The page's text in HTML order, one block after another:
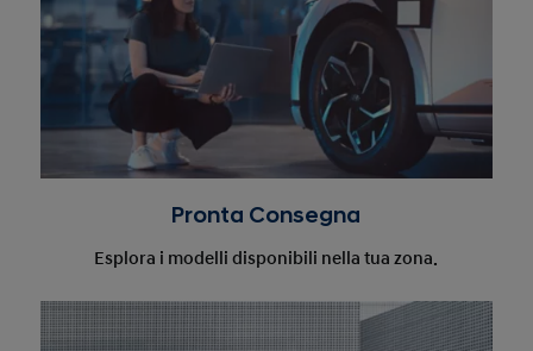
Pronta Consegna
Esplora i modelli disponibili nella tua zona.